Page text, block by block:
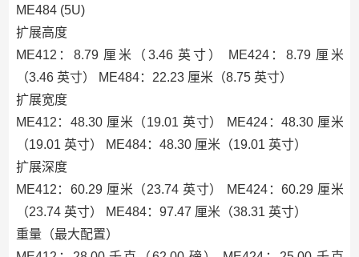
ME484 (5U)
扩展高度
ME412：8.79 厘米（3.46 英寸） ME424：8.79 厘米
（3.46 英寸） ME484：22.23 厘米（8.75 英寸）
扩展宽度
ME412：48.30 厘米（19.01 英寸） ME424：48.30 厘米
（19.01 英寸） ME484：48.30 厘米（19.01 英寸）
扩展深度
ME412：60.29 厘米（23.74 英寸） ME424：60.29 厘米
（23.74 英寸） ME484：97.47 厘米（38.31 英寸）
重量（最大配置）